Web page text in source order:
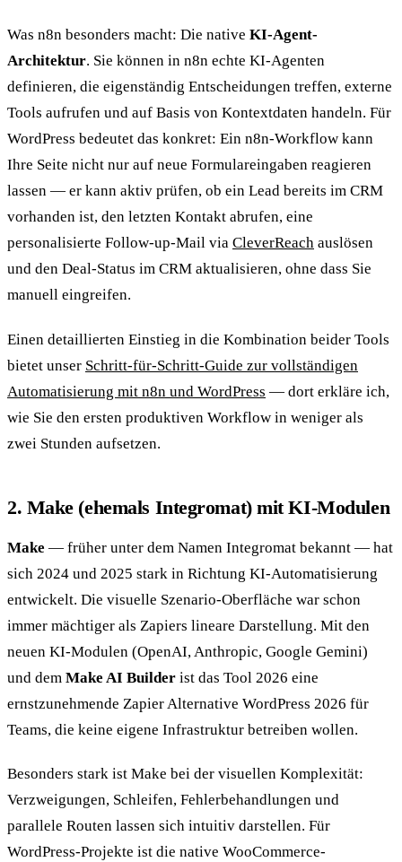
Was n8n besonders macht: Die native KI-Agent-
Architektur. Sie können in n8n echte KI-Agenten
definieren, die eigenständig Entscheidungen treffen, externe
Tools aufrufen und auf Basis von Kontextdaten handeln. Für
WordPress bedeutet das konkret: Ein n8n-Workflow kann
Ihre Seite nicht nur auf neue Formulareingaben reagieren
lassen — er kann aktiv prüfen, ob ein Lead bereits im CRM
vorhanden ist, den letzten Kontakt abrufen, eine
personalisierte Follow-up-Mail via CleverReach auslösen
und den Deal-Status im CRM aktualisieren, ohne dass Sie
manuell eingreifen.
Einen detaillierten Einstieg in die Kombination beider Tools
bietet unser Schritt-für-Schritt-Guide zur vollständigen
Automatisierung mit n8n und WordPress — dort erkläre ich,
wie Sie den ersten produktiven Workflow in weniger als
zwei Stunden aufsetzen.
2. Make (ehemals Integromat) mit KI-Modulen
Make — früher unter dem Namen Integromat bekannt — hat
sich 2024 und 2025 stark in Richtung KI-Automatisierung
entwickelt. Die visuelle Szenario-Oberfläche war schon
immer mächtiger als Zapiers lineare Darstellung. Mit den
neuen KI-Modulen (OpenAI, Anthropic, Google Gemini)
und dem Make AI Builder ist das Tool 2026 eine
ernstzunehmende Zapier Alternative WordPress 2026 für
Teams, die keine eigene Infrastruktur betreiben wollen.
Besonders stark ist Make bei der visuellen Komplexität:
Verzweigungen, Schleifen, Fehlerbehandlungen und
parallele Routen lassen sich intuitiv darstellen. Für
WordPress-Projekte ist die native WooCommerce-